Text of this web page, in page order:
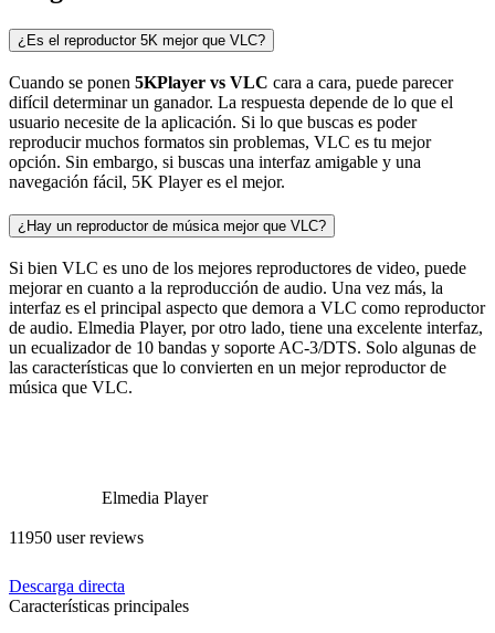
¿Es el reproductor 5K mejor que VLC?
Cuando se ponen 5KPlayer vs VLC cara a cara, puede parecer
difícil determinar un ganador. La respuesta depende de lo que el
usuario necesite de la aplicación. Si lo que buscas es poder
reproducir muchos formatos sin problemas, VLC es tu mejor
opción. Sin embargo, si buscas una interfaz amigable y una
navegación fácil, 5K Player es el mejor.
¿Hay un reproductor de música mejor que VLC?
Si bien VLC es uno de los mejores reproductores de video, puede
mejorar en cuanto a la reproducción de audio. Una vez más, la
interfaz es el principal aspecto que demora a VLC como reproductor
de audio. Elmedia Player, por otro lado, tiene una excelente interfaz,
un ecualizador de 10 bandas y soporte AC-3/DTS. Solo algunas de
las características que lo convierten en un mejor reproductor de
música que VLC.
Elmedia Player
11950 user reviews
Descarga directa
Características principales